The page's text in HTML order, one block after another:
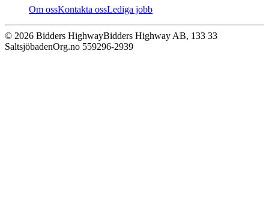
Om ossKontakta ossLediga jobb
© 2026 Bidders HighwayBidders Highway AB, 133 33
SaltsjöbadenOrg.no 559296-2939